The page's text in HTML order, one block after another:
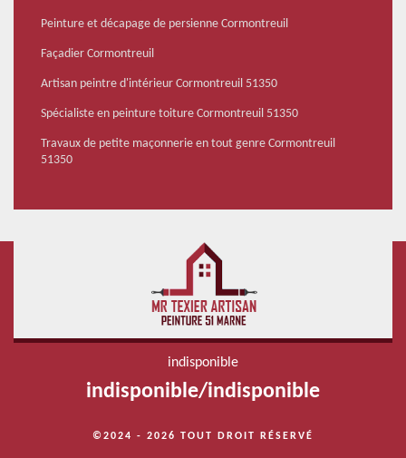
Peinture et décapage de persienne Cormontreuil
Façadier Cormontreuil
Artisan peintre d'intérieur Cormontreuil 51350
Spécialiste en peinture toiture Cormontreuil 51350
Travaux de petite maçonnerie en tout genre Cormontreuil
51350
indisponible
indisponible/indisponible
©2024 - 2026 TOUT DROIT RÉSERVÉ